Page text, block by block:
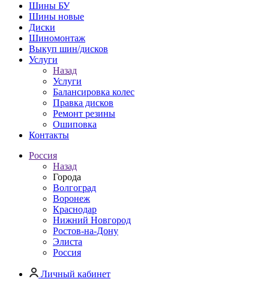
Шины БУ
Шины новые
Диски
Шиномонтаж
Выкуп шин/дисков
Услуги
Назад
Услуги
Балансировка колес
Правка дисков
Ремонт резины
Ошиповка
Контакты
Россия
Назад
Города
Волгоград
Воронеж
Краснодар
Нижний Новгород
Ростов-на-Дону
Элиста
Россия
Личный кабинет